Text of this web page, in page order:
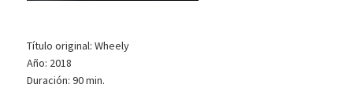
Título original: Wheely
Año: 2018
Duración: 90 min.